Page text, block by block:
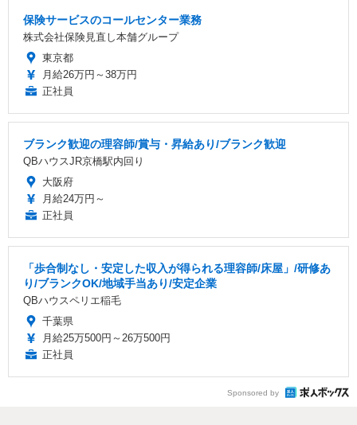
保険サービスのコールセンター業務
株式会社保険見直し本舗グループ
東京都
月給26万円～38万円
正社員
ブランク歓迎の理容師/賞与・昇給あり/ブランク歓迎
QBハウスJR京橋駅内回り
大阪府
月給24万円～
正社員
「歩合制なし・安定した収入が得られる理容師/床屋」/研修あ
り/ブランクOK/地域手当あり/安定企業
QBハウスペリエ稲毛
千葉県
月給25万500円～26万500円
正社員
Sponsored by